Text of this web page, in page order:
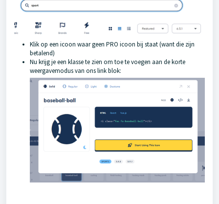
Klik op een icoon waar geen PRO icoon bij staat (want die zijn
betalend)
Nu krijg je een klasse te zien om toe te voegen aan de korte
weergavemodus van ons link blok: